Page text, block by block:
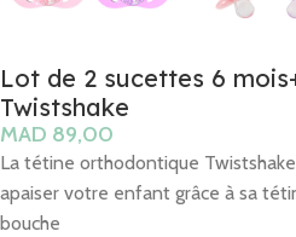
Lot de 2 sucettes 6
Twistshake
MAD
La tétine orthodontique
apaiser votre enfant grâce à sa
bouche